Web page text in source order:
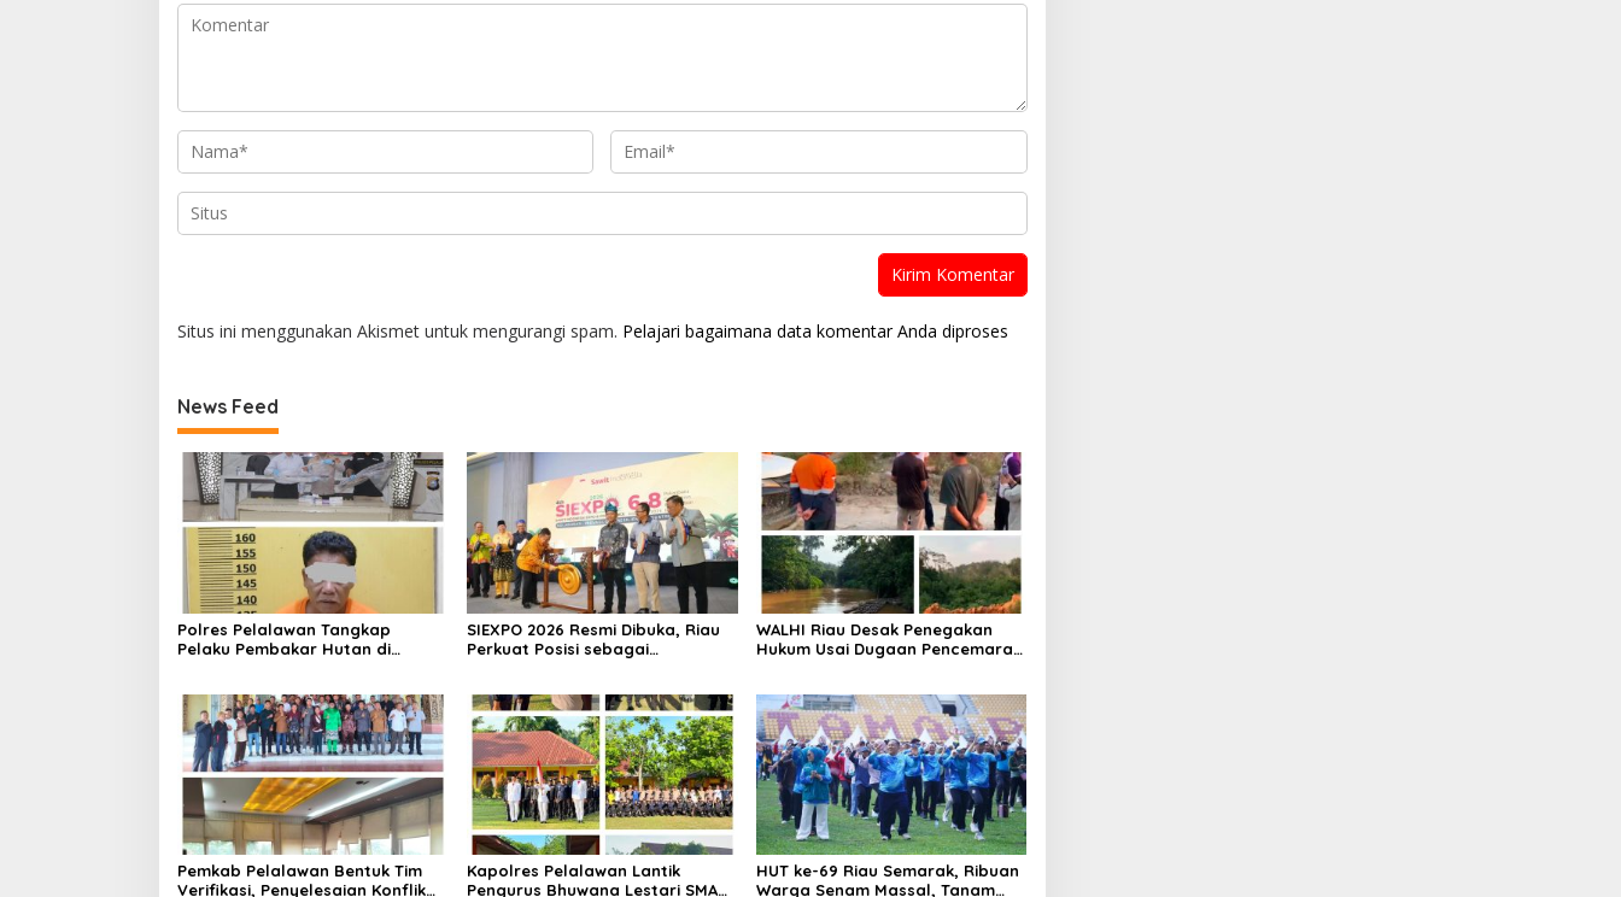
Situs ini menggunakan Akismet untuk mengurangi spam. Pelajari bagaimana data komentar Anda diproses
News Feed
Polres Pelalawan Tangkap
Pelaku Pembakar Hutan di
SIEXPO 2026 Resmi Dibuka, Riau
Perkuat Posisi sebagai
WALHI Riau Desak Penegakan
Hukum Usai Dugaan Pencemaran
Pemkab Pelalawan Bentuk Tim
Verifikasi, Penyelesaian Konflik
Kapolres Pelalawan Lantik
Pengurus Bhuwana Lestari SMAN
HUT ke-69 Riau Semarak, Ribuan
Warga Senam Massal, Tanam